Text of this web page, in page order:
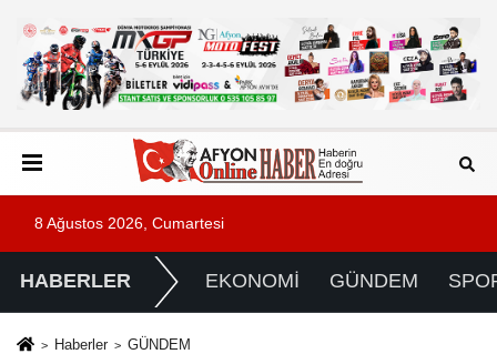
8 Ağustos 2026, Cumartesi
HABERLER EKONOMİ GÜNDEM
Haberler GÜNDEM